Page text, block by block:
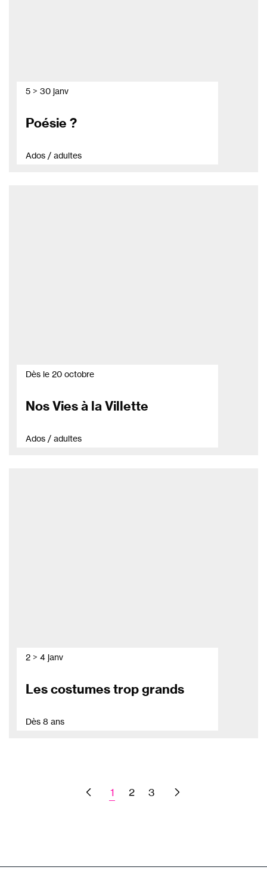
5 > 30 janv
Poésie ?
Ados / adultes
Dès le 20 octobre
Nos Vies à la Villette
Ados / adultes
2 > 4 janv
Les costumes trop grands
Dès 8 ans
1 2 3